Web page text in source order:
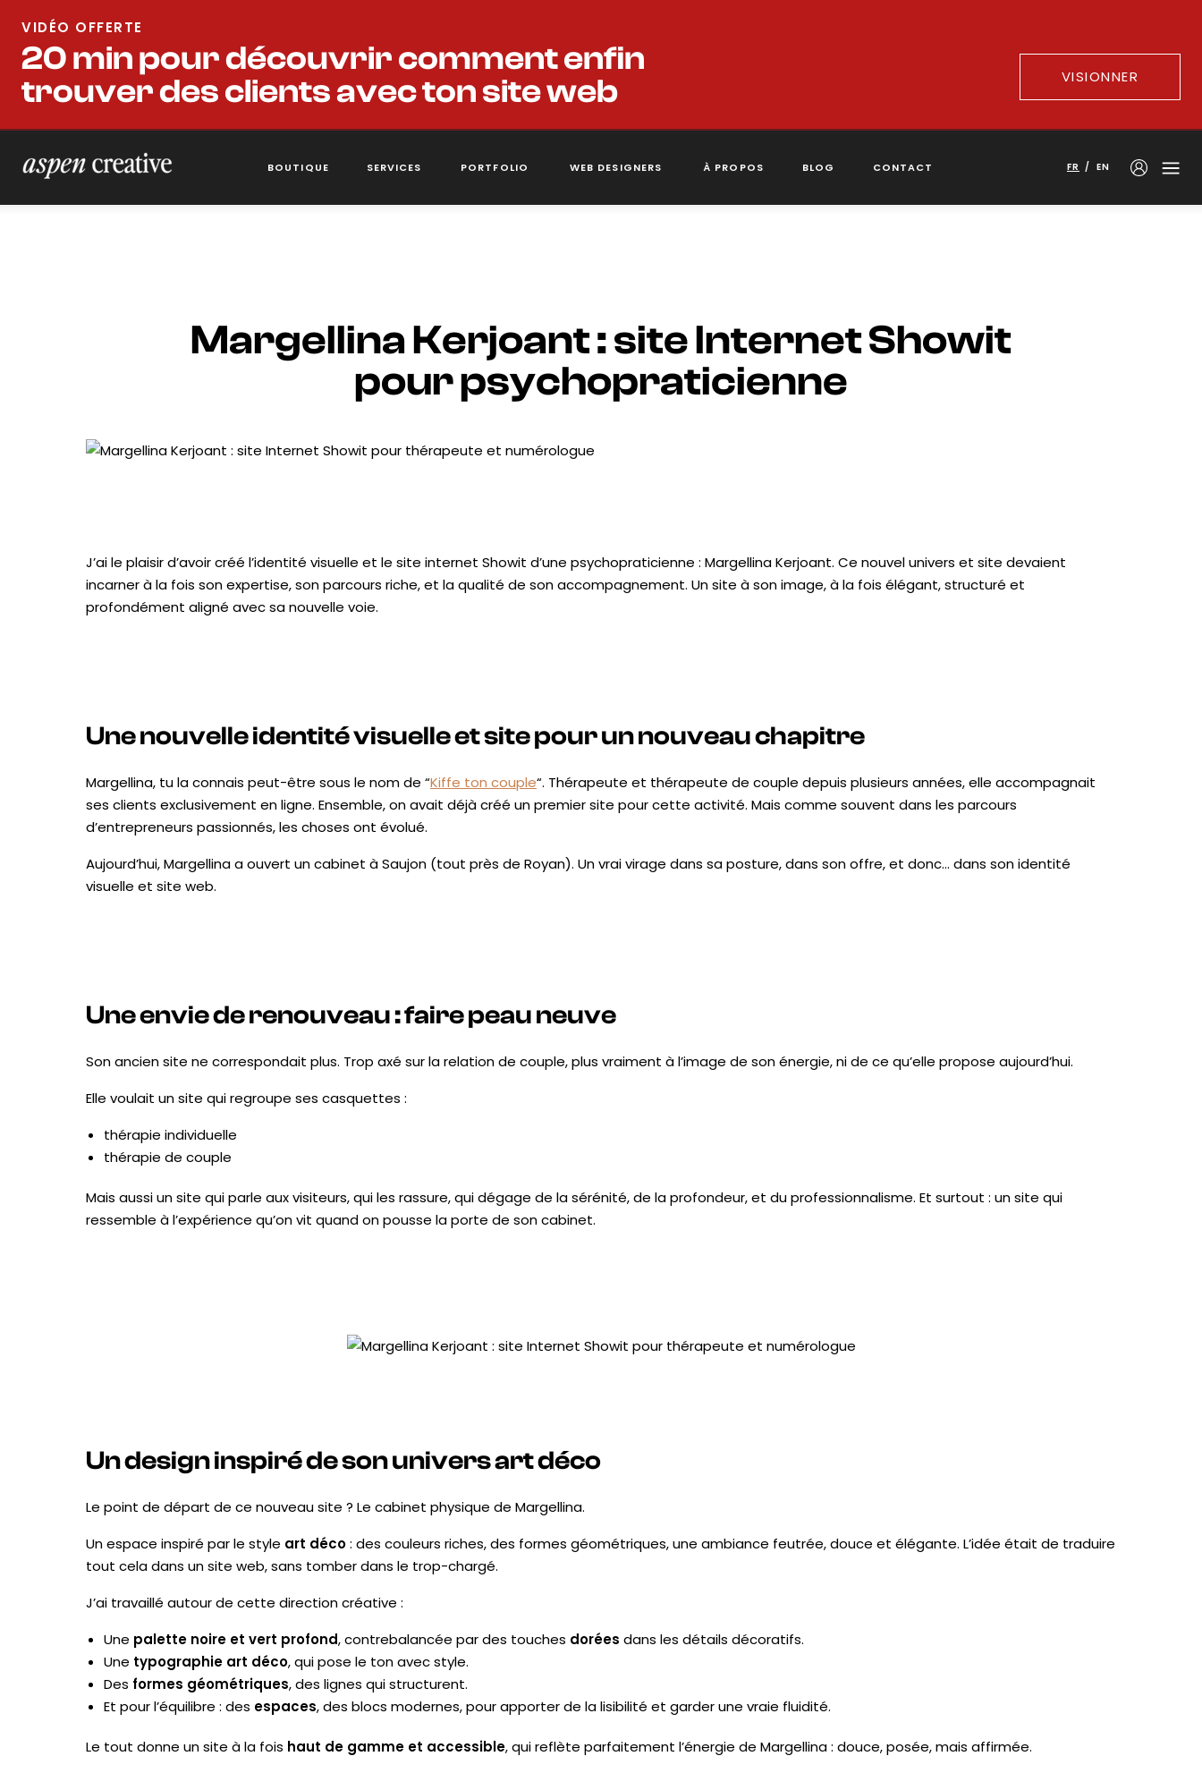
VISIONNER
VIDÉO OFFERTE
20 min pour découvrir comment enfin
trouver des clients avec ton site web
EN
FR /
BLOG
À PROPOS
SERVICES
BOUTIQUE CONTACT
WEB DESIGNERS
PORTFOLIO
Margellina Kerjoant : site Internet Showit
pour psychopraticienne
J’ai le plaisir d’avoir créé l’identité visuelle et le site internet Showit d’une psychopraticienne : Margellina Kerjoant. Ce nouvel univers et site devaient
incarner à la fois son expertise, son parcours riche, et la qualité de son accompagnement. Un site à son image, à la fois élégant, structuré et
profondément aligné avec sa nouvelle voie.
Une nouvelle identité visuelle et site pour un nouveau chapitre
Margellina, tu la connais peut-être sous le nom de “Kiffe ton couple“. Thérapeute et thérapeute de couple depuis plusieurs années, elle accompagnait
ses clients exclusivement en ligne. Ensemble, on avait déjà créé un premier site pour cette activité. Mais comme souvent dans les parcours
d’entrepreneurs passionnés, les choses ont évolué.
Aujourd’hui, Margellina a ouvert un cabinet à Saujon (tout près de Royan). Un vrai virage dans sa posture, dans son offre, et donc… dans son identité
visuelle et site web.
Une envie de renouveau : faire peau neuve
Son ancien site ne correspondait plus. Trop axé sur la relation de couple, plus vraiment à l’image de son énergie, ni de ce qu’elle propose aujourd’hui.
Elle voulait un site qui regroupe ses casquettes :
thérapie individuelle
thérapie de couple
Mais aussi un site qui parle aux visiteurs, qui les rassure, qui dégage de la sérénité, de la profondeur, et du professionnalisme. Et surtout : un site qui
ressemble à l’expérience qu’on vit quand on pousse la porte de son cabinet.
Un design inspiré de son univers art déco
Le point de départ de ce nouveau site ? Le cabinet physique de Margellina.
Un espace inspiré par le style art déco: des couleurs riches, des formes géométriques, une ambiance feutrée, douce et élégante. L’idée était de traduire
tout cela dans un site web, sans tomber dans le trop-chargé.
J’ai travaillé autour de cette direction créative :
Une palette noire et vert profond, contrebalancée par des touches dorées dans les détails décoratifs.
Une typographie art déco, qui pose le ton avec style.
Des formes géométriques, des lignes qui structurent.
Et pour l’équilibre : des espaces, des blocs modernes, pour apporter de la lisibilité et garder une vraie fluidité.
Le tout donne un site à la fois haut de gamme et accessible, qui reflète parfaitement l’énergie de Margellina : douce, posée, mais affirmée.